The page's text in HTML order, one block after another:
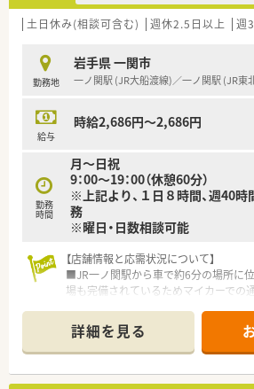
【こんな方にオススメ】
連休を取って趣味の時間を充実させた
■将来的に薬局運営以外のキャリアも
業の基盤を活かして多様な職種に挑戦
活の基盤を安定させながら長く働き続
土日休み(相談可含む) 週休2.5日以上 週
勤務地
岩手県 一関市
一ノ関駅 (JR大船渡線)／一ノ関駅 (JR東
給与
時給2,686円～2,686円
勤務
時間
月～日祝
9：00～19：00（休憩60分）
※上記より、１日８時間、週40
務
※曜日・日数相談可能
【店舗情報と応需状況について】
■JR一ノ関駅から車で約6分の場所に
場も完備されているためマイカーでの
面応需のスタイルで幅広い処方内容を
す。
■薬剤師は常勤2名と派遣1名の体制で
とりが連携を取りながら日々の業務を
詳細を見る